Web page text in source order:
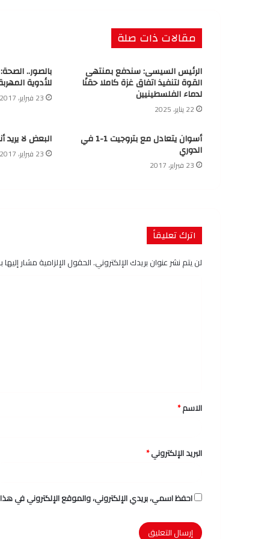
مقالات ذات صلة
الرئيس السيسى: سندفع بمنتهى
القوة لتنفيذ اتفاق غزة كاملا حقنًا
لدماء الفلسطينيين
22 يناير، 2025
بالصور..
للأدوية
23 فبراير، 2017
أسوان يتعادل مع بتروجيت 1-1 في
الدوري
23 فبراير، 2017
البعض لا يريد
23 فبراير، 2017
اترك تعليقاً
لن يتم نشر عنوان بريدك الإلكتروني.الحقول الإلزامية مشار إليها
*
الاسم*
البريد الإلكتروني*
احفظ اسمي، بريدي الإلكتروني، والموقع الإلكتروني في